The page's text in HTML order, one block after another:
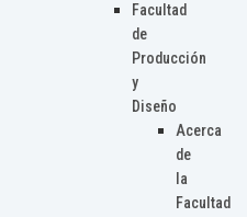
Facultad
de
Producción
y
Diseño
Acerca
de
la
Facultad